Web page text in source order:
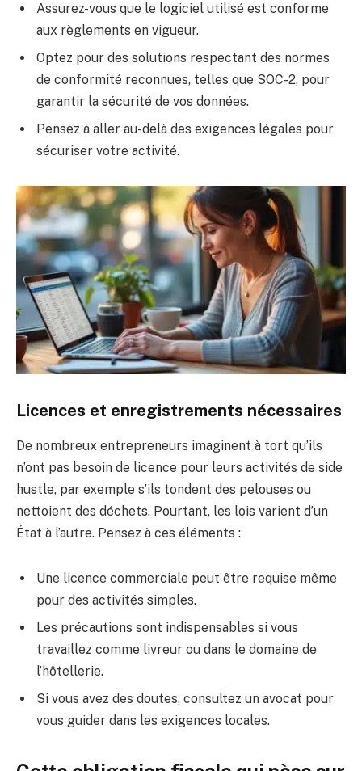
Assurez-vous que le logiciel utilisé est conforme
aux règlements en vigueur.
Optez pour des solutions respectant des normes
de conformité reconnues, telles que SOC-2, pour
garantir la sécurité de vos données.
Pensez à aller au-delà des exigences légales pour
sécuriser votre activité.
Licences et enregistrements nécessaires
De nombreux entrepreneurs imaginent à tort qu’ils
n’ont pas besoin de licence pour leurs activités de side
hustle, par exemple s’ils tondent des pelouses ou
nettoient des déchets. Pourtant, les lois varient d’un
État à l’autre. Pensez à ces éléments :
Une licence commerciale peut être requise même
pour des activités simples.
Les précautions sont indispensables si vous
travaillez comme livreur ou dans le domaine de
l’hôtellerie.
Si vous avez des doutes, consultez un avocat pour
vous guider dans les exigences locales.